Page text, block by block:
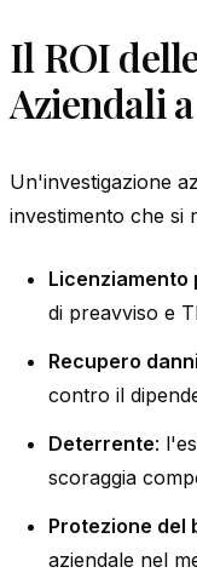
Il ROI
Aziendali
Un'investigazione
investimento che si
Licenziamento
di preavviso e
Recupero danni
contro il
Deterrente:
scoraggia
Protezione del
aziendale nel